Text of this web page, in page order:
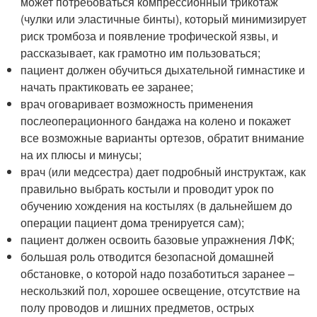
(чулки или эластичные бинты), который минимизирует
риск тромбоза и появление трофической язвы, и
рассказывает, как грамотно им пользоваться;
пациент должен обучиться дыхательной гимнастике и
начать практиковать ее заранее;
врач оговаривает возможность применения
послеоперационного бандажа на колено и покажет
все возможные варианты ортезов, обратит внимание
на их плюсы и минусы;
врач (или медсестра) дает подробный инструктаж, как
правильно выбрать костыли и проводит урок по
обучению хождения на костылях (в дальнейшем до
операции пациент дома тренируется сам);
пациент должен освоить базовые упражнения ЛФК;
большая роль отводится безопасной домашней
обстановке, о которой надо позаботиться заранее –
нескользкий пол, хорошее освещение, отсутствие на
полу проводов и лишних предметов, острых